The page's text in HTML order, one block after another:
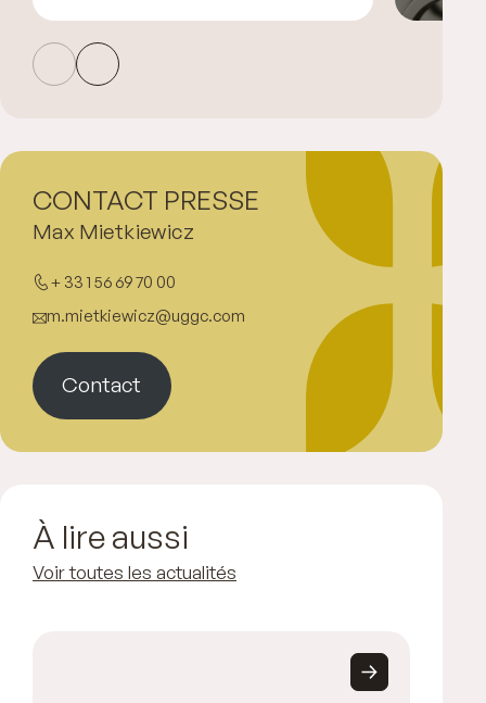
Max Mietkiewicz
+ 33 1 56 69 70 00
m.mietkiewicz@uggc.com
Contact
CONTACT PRESSE
À lire aussi
Voir toutes les actualités